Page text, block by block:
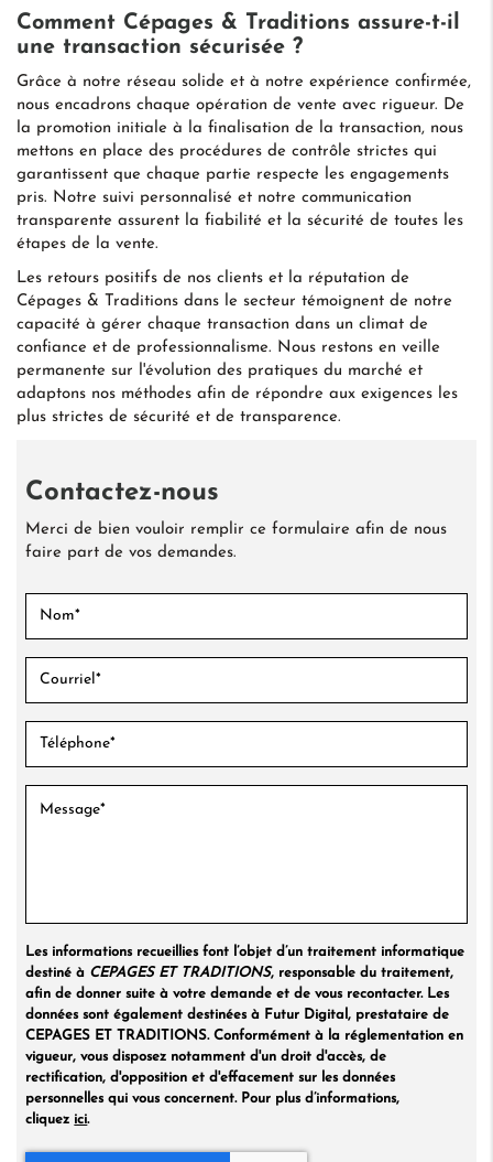
Comment Cépages & Traditions assure-t-il
une transaction sécurisée ?
Grâce à notre réseau solide et à notre expérience confirmée,
nous encadrons chaque opération de vente avec rigueur. De
la promotion initiale à la finalisation de la transaction, nous
mettons en place des procédures de contrôle strictes qui
garantissent que chaque partie respecte les engagements
pris. Notre suivi personnalisé et notre communication
transparente assurent la fiabilité et la sécurité de toutes les
étapes de la vente.
Les retours positifs de nos clients et la réputation de
Cépages & Traditions dans le secteur témoignent de notre
capacité à gérer chaque transaction dans un climat de
confiance et de professionnalisme. Nous restons en veille
permanente sur l'évolution des pratiques du marché et
adaptons nos méthodes afin de répondre aux exigences les
plus strictes de sécurité et de transparence.
Contactez-nous
Merci de bien vouloir remplir ce formulaire afin de nous
faire part de vos demandes.
Les informations recueillies font l’objet d’un traitement informatique
destiné à CEPAGES ET TRADITIONS, responsable du traitement,
afin de donner suite à votre demande et de vous recontacter. Les
données sont également destinées à Futur Digital, prestataire de
CEPAGES ET TRADITIONS. Conformément à la réglementation en
vigueur, vous disposez notamment d'un droit d'accès, de
rectification, d'opposition et d'effacement sur les données
personnelles qui vous concernent. Pour plus d’informations,
cliquez ici.